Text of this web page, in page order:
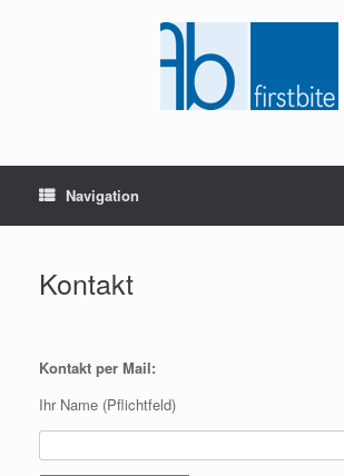
Navigation
Kontakt
Kontakt per Mail:
Ihr Name (Pflichtfeld)